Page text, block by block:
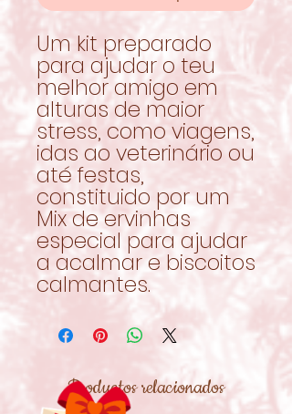
Um kit preparado
para ajudar o teu
melhor amigo em
alturas de maior
stress, como viagens,
idas ao veterinário ou
até festas,
constituido por um
Mix de ervinhas
especial para ajudar
a acalmar e biscoitos
calmantes.
Productos relacionados